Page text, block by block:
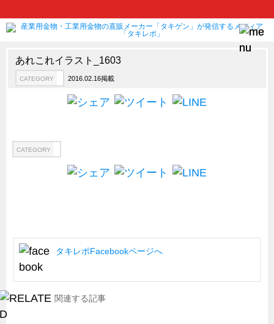
CATEGORY
新製品ロケットニュース
製品開発秘話
CFRP（炭素繊維強化プラスチック）
CATEGORY
あれこれイラスト_1603
CATEGORY 2016.02.16掲載
CATEGORY
タキレポFacebookページへ
関連する記事